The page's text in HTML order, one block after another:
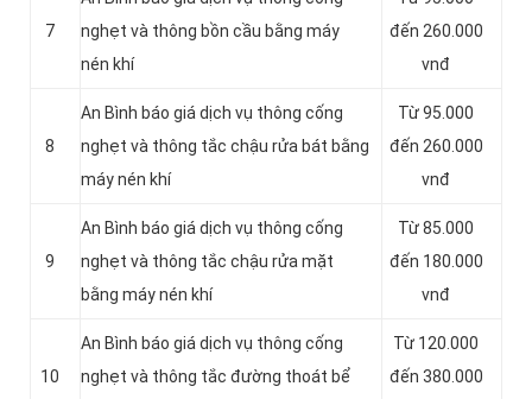
7
nghẹt và thông bồn cầu bằng máy
nén khí
đến 260.000
vnđ
8
An Bình báo giá dịch vụ thông cống
nghẹt và thông tắc chậu rửa bát bằng
máy nén khí
Từ 95.000
đến 260.000
vnđ
9
An Bình báo giá dịch vụ thông cống
nghẹt và thông tắc chậu rửa mặt
bằng máy nén khí
Từ 85.000
đến 180.000
vnđ
10
An Bình báo giá dịch vụ thông cống
nghẹt và thông tắc đường thoát bể
Từ 120.000
đến 380.000